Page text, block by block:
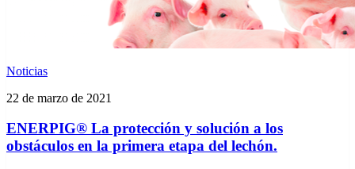
Noticias
22 de marzo de 2021
ENERPIG® La protección y solución a los
obstáculos en la primera etapa del lechón.